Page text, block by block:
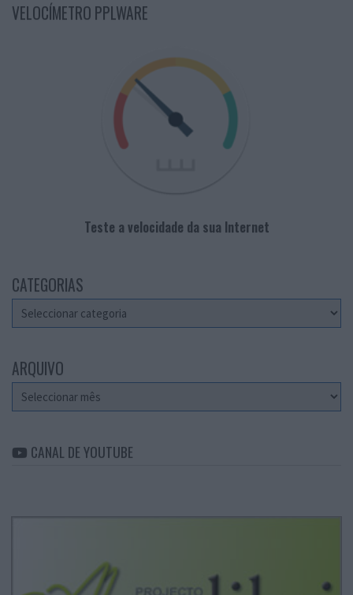
VELOCÍMETRO PPLWARE
Teste a velocidade da sua Internet
CATEGORIAS
Categorias
ARQUIVO
Arquivo
CANAL DE YOUTUBE